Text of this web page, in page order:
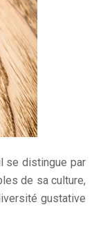
se distingue par
de sa culture,
gustative